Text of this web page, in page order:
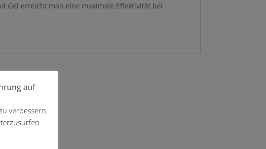
Gel erreicht man eine maximale Effektivität bei
auf
verbessern.